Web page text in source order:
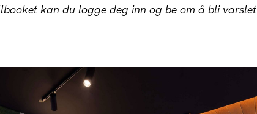
kan du logge deg inn og be om å bli varslet